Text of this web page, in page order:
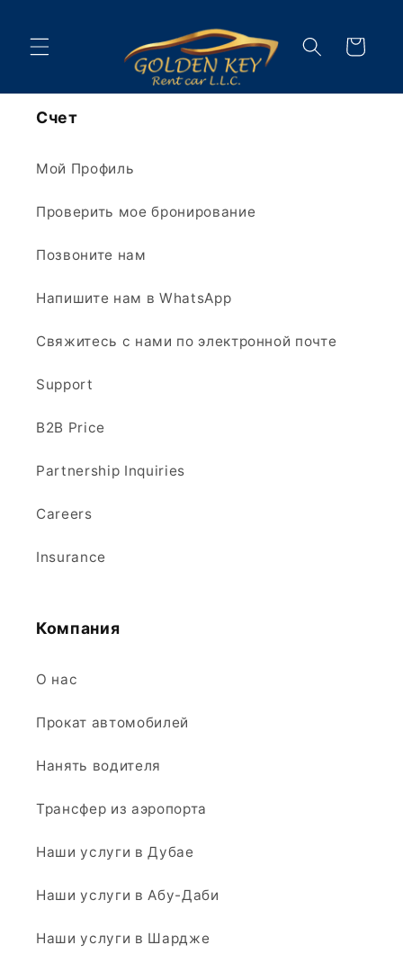
контенту
Корзина
Счет
Мой Профиль
Проверить мое бронирование
Позвоните нам
Напишите нам в WhatsApp
Свяжитесь с нами по электронной почте
Support
B2B Price
Partnership Inquiries
Careers
Insurance
Компания
О нас
Прокат автомобилей
Нанять водителя
Трансфер из аэропорта
Наши услуги в Дубае
Наши услуги в Абу-Даби
Наши услуги в Шардже